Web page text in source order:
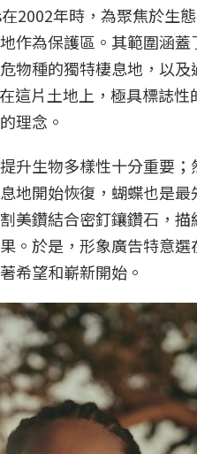
2002年時，為聚焦於生
作為保護區。其範圍涵
物種的獨特棲息地，以
這片土地上，極具標誌
理念。
升生物多樣性十分重要
地開始恢復，蝴蝶也是
美鑽結合密釘鑲鑽石，
。於是，形象廣告特意
希望和嶄新開始。